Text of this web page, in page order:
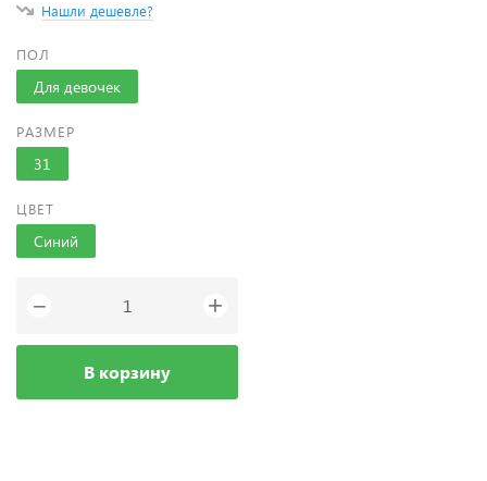
Нашли дешевле?
ПОЛ
Для девочек
РАЗМЕР
31
ЦВЕТ
Синий
− +
В корзину